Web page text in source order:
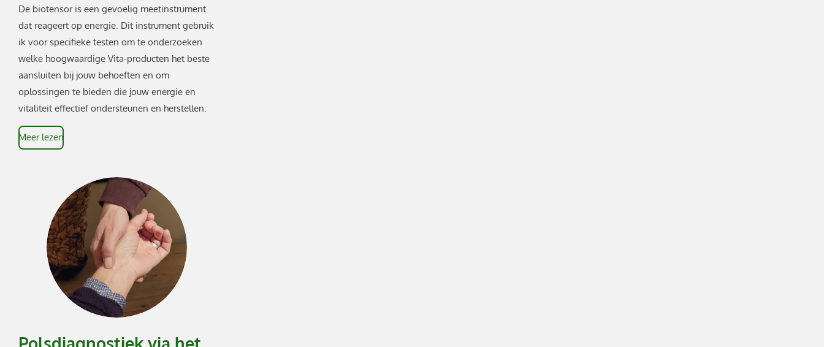
De biotensor is een gevoelig meetinstrument
dat reageert op energie. Dit instrument gebruik
ik voor specifieke testen om te onderzoeken
welke hoogwaardige Vita-producten het beste
aansluiten bij jouw behoeften en om
oplossingen te bieden die jouw energie en
vitaliteit effectief ondersteunen en herstellen.
Meer lezen
Polsdiagnostiek via het